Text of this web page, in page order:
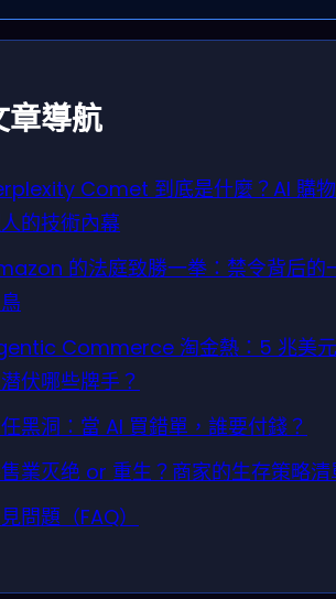
章導航
Comet 到底是什麼？AI 購
的技術內幕
的法庭致勝一拳：禁令背后的
Commerce 淘金熱：5 兆美
伏哪些牌手？
黑洞：當 AI 買錯單，誰要付錢？
業灭绝 or 重生？商家的生存策略清
問題（FAQ）